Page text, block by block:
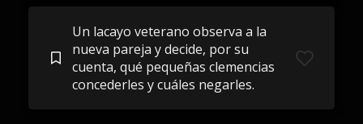
Un lacayo veterano observa a la
nueva pareja y decide, por su
cuenta, qué pequeñas clemencias
concederles y cuáles negarles.